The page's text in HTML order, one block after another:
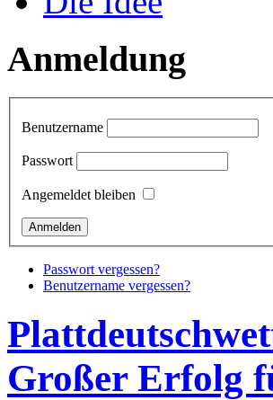
Anmeldung
Benutzername
Passwort
Angemeldet bleiben
Passwort vergessen?
Benutzername vergessen?
Großer Erfolg